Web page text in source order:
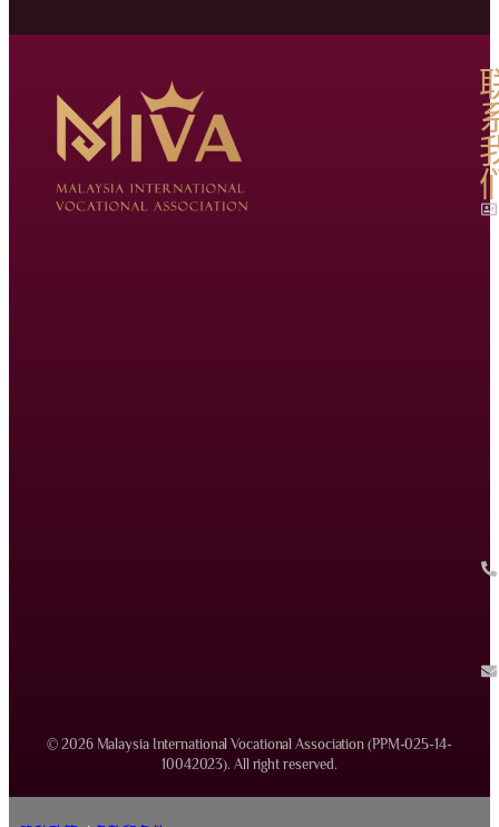
© 2026 Malaysia International Vocational Association (PPM-025-14-
10042023). All right reserved.